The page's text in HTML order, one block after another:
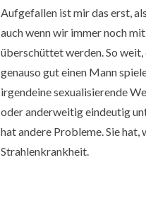
Aufgefallen ist mir das erst,
auch wenn wir immer noch
überschüttet werden. So weit,
genauso gut einen Mann
irgendeine sexualisierende
oder anderweitig eindeutig
hat andere Probleme. Sie
Strahlenkrankheit.